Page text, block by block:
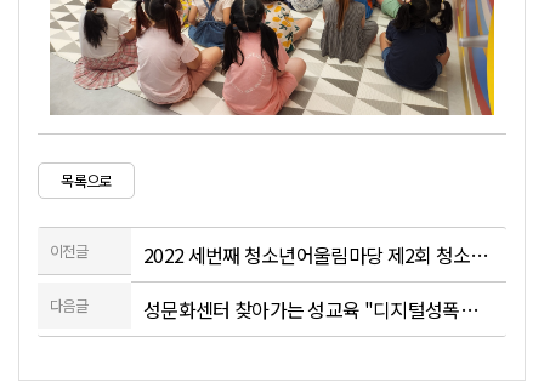
목록으로
이전글 2022 세번째 청소년어울림마당 제2회 청소년 E-스포츠대전
다음글 성문화센터 찾아가는 성교육 "디지털성폭력예방교육" (환호여자중학교)